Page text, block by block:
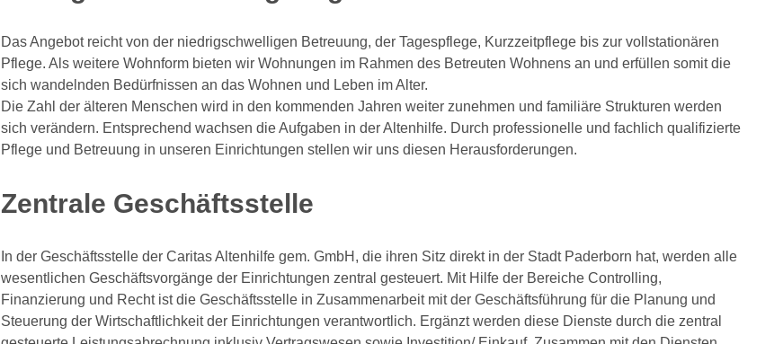
Das Angebot reicht von der niedrigschwelligen Betreuung, der Tagespflege, Kurzzeitpflege bis zur vollstationären
Pflege. Als weitere Wohnform bieten wir Wohnungen im Rahmen des Betreuten Wohnens an und erfüllen somit die
sich wandelnden Bedürfnissen an das Wohnen und Leben im Alter.
Die Zahl der älteren Menschen wird in den kommenden Jahren weiter zunehmen und familiäre Strukturen werden
sich verändern. Entsprechend wachsen die Aufgaben in der Altenhilfe. Durch professionelle und fachlich qualifizierte
Pflege und Betreuung in unseren Einrichtungen stellen wir uns diesen Herausforderungen.
Zentrale Geschäftsstelle
In der Geschäftsstelle der Caritas Altenhilfe gem. GmbH, die ihren Sitz direkt in der Stadt Paderborn hat, werden alle
wesentlichen Geschäftsvorgänge der Einrichtungen zentral gesteuert. Mit Hilfe der Bereiche Controlling,
Finanzierung und Recht ist die Geschäftsstelle in Zusammenarbeit mit der Geschäftsführung für die Planung und
Steuerung der Wirtschaftlichkeit der Einrichtungen verantwortlich. Ergänzt werden diese Dienste durch die zentral